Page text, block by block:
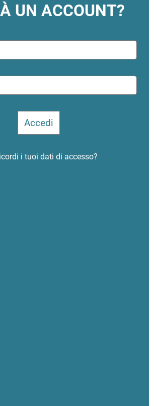
UN ACCOUNT?
i tuoi dati di accesso?